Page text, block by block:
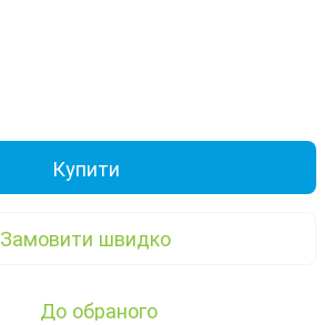
Купити
Замовити швидко
До обраного